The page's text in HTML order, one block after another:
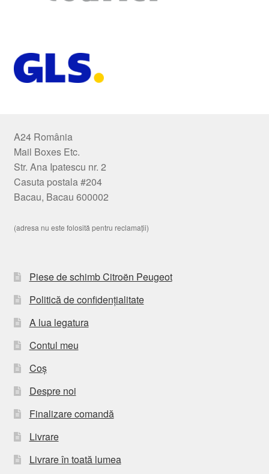
A24 România
Mail Boxes Etc.
Str. Ana Ipatescu nr. 2
Casuta postala #204
Bacau, Bacau 600002
(adresa nu este folosită pentru reclamații)
Piese de schimb Citroën Peugeot
Politică de confidențialitate
A lua legatura
Contul meu
Coș
Despre noi
Finalizare comandă
Livrare
Livrare în toată lumea